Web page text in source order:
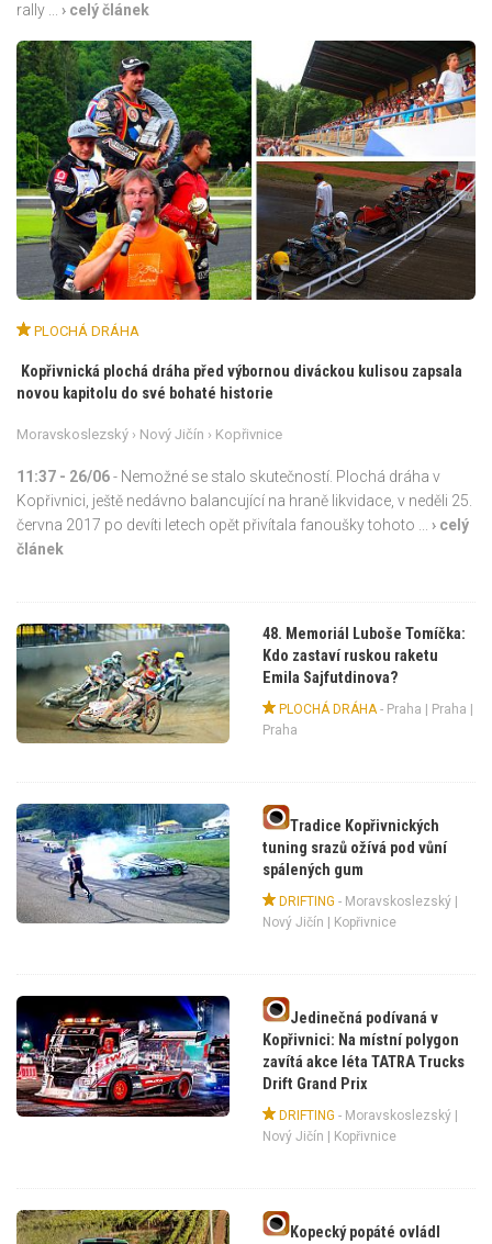
rally ... › celý článek
PLOCHÁ DRÁHA
Kopřivnická plochá dráha před výbornou diváckou kulisou zapsala
novou kapitolu do své bohaté historie
Moravskoslezský › Nový Jičín › Kopřivnice
11:37 - 26/06- Nemožné se stalo skutečností. Plochá dráha v
Kopřivnici, ještě nedávno balancující na hraně likvidace, v neděli 25.
června 2017 po devíti letech opět přivítala fanoušky tohoto ... › celý
článek
48. Memoriál Luboše Tomíčka:
Kdo zastaví ruskou raketu
Emila Sajfutdinova?
PLOCHÁ DRÁHA - Praha | Praha |
Praha
Tradice Kopřivnických
tuning srazů ožívá pod vůní
spálených gum
DRIFTING - Moravskoslezský
Nový Jičín | Kopřivnice
Jedinečná podívaná v
Kopřivnici: Na místní polygon
zavítá akce léta TATRA Trucks
Drift Grand Prix
DRIFTING - Moravskoslezský
Nový Jičín | Kopřivnice
Kopecký popáté ovládl